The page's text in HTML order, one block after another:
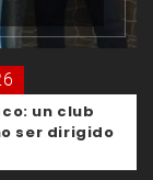
un club
ser dirigido